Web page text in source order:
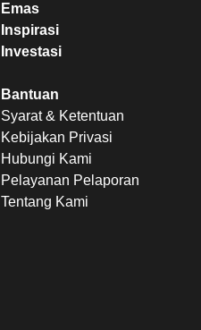
Emas
Inspirasi
Investasi
Bantuan
Syarat & Ketentuan
Kebijakan Privasi
Hubungi Kami
Pelayanan Pelaporan
Tentang Kami